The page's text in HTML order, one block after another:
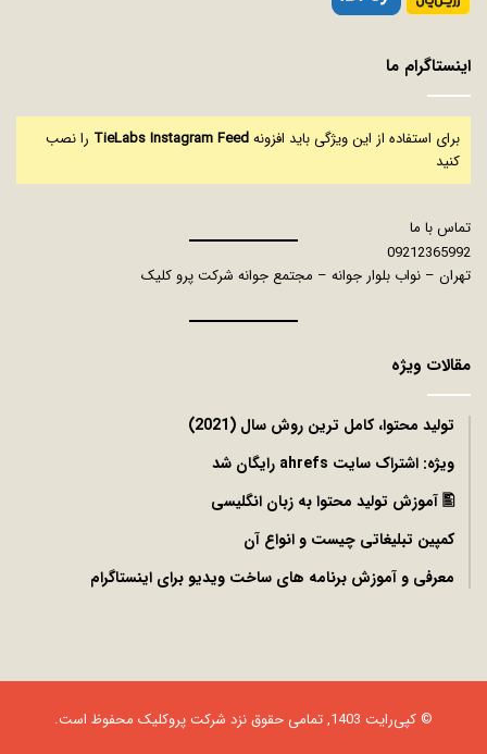
اینستاگرام ما
برای استفاده از این ویژگی باید افزونهTieLabs Instagram Feed را نصب
کنید
تماس با ما
09212365992
تهران – نواب بلوار جوانه – مجتمع جوانه شرکت پرو کلیک
مقالات ویژه
توليد محتوا، کامل ترین روش سال (2021)
ویژه: اشتراک سایت ahrefs رایگان شد
🖺 آموزش تولید محتوا به زبان انگلیسی
کمپین تبلیغاتی چیست و انواع آن
معرفی و آموزش برنامه های ساخت ویدیو برای اینستاگرام
© کپی‌رایت 1403, تمامی حقوق نزد شرکت پروکلیک محفوظ است.